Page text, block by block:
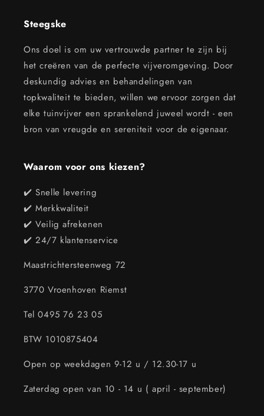
Steegske
Ons doel is om uw vertrouwde partner te zijn bij
het creëren van de perfecte vijveromgeving. Door
deskundig advies en behandelingen van
topkwaliteit te bieden, willen we ervoor zorgen dat
elke tuinvijver een sprankelend juweel wordt - een
bron van vreugde en sereniteit voor de eigenaar.
Waarom voor ons kiezen?
✔️ Snelle levering
✔️ Merkkwaliteit
✔️ Veilig afrekenen
✔️ 24/7 klantenservice
Maastrichtersteenweg 72
3770 Vroenhoven Riemst
Tel 0495 76 23 05
BTW 1010875404
Open op weekdagen 9-12 u / 12.30-17 u
Zaterdag open van 10 - 14 u ( april - september)